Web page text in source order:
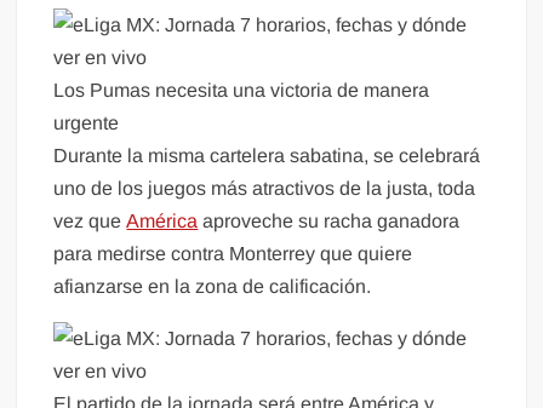
Los Pumas necesita una victoria de manera
urgente
Durante la misma cartelera sabatina, se celebrará
uno de los juegos más atractivos de la justa, toda
vez queAmérica aproveche su racha ganadora
para medirse contra Monterrey que quiere
afianzarse en la zona de calificación.